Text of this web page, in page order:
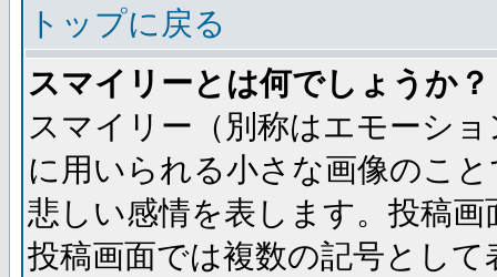
トップに戻る
スマイリーとは何でしょうか？
スマイリー（別称はエモーシ
に用いられる小さな画像のこ
悲しい感情を表します。投稿
投稿画面では複数の記号とし